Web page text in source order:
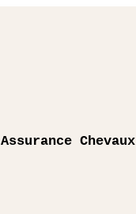
Assurance Chevaux